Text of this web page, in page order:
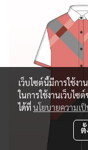
เว็บไซต์นี้มีการใช้ง
ในการใช้งานเว็บไซ
ได้ที่นโยบายความเ
ตั้